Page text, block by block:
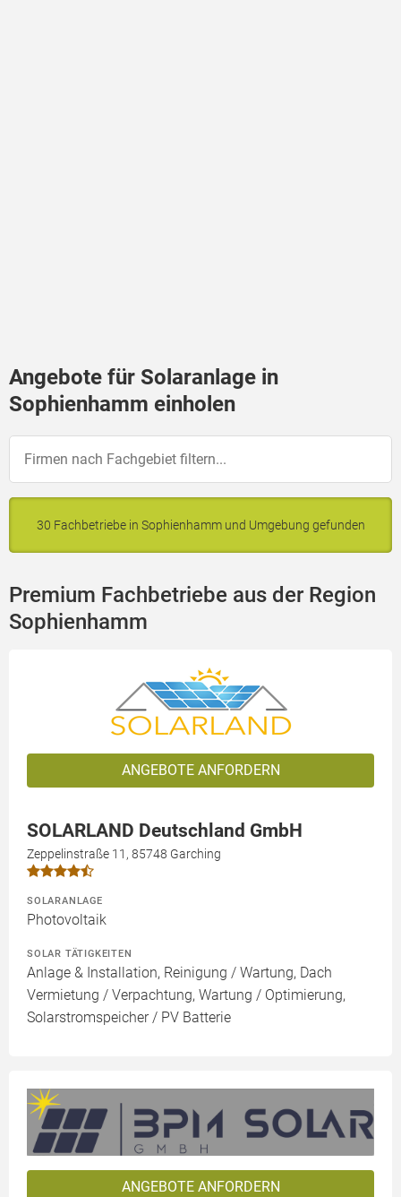
Angebote für Solaranlage in
Sophienhamm einholen
30 Fachbetriebe in Sophienhamm und Umgebung gefunden
Premium Fachbetriebe aus der Region
Sophienhamm
ANGEBOTE ANFORDERN
SOLARLAND Deutschland GmbH
Zeppelinstraße 11, 85748 Garching
SOLARANLAGE
Photovoltaik
SOLAR TÄTIGKEITEN
Anlage & Installation, Reinigung / Wartung, Dach
Vermietung / Verpachtung, Wartung / Optimierung,
Solarstromspeicher / PV Batterie
ANGEBOTE ANFORDERN